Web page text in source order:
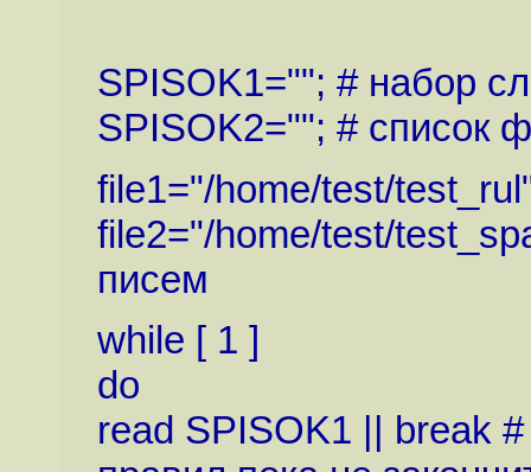
SPISOK1=""; # набор
SPISOK2=""; # список
file1="/home/test/
file2="/home/test/
писем
while [ 1 ]
do
read SPISOK1 || break